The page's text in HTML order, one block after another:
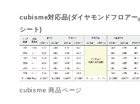
cubisme対応品(ダイヤモンドフロアー
シート)
cubisme 商品ページ